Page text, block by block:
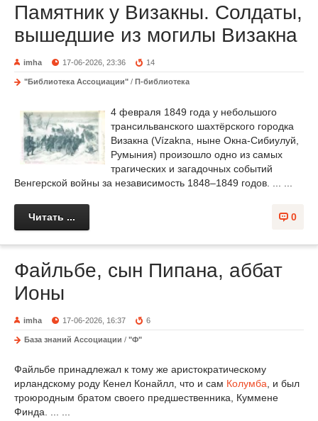
Памятник у Визакны. Солдаты,
вышедшие из могилы Визакна
imha 17-06-2026, 23:36 14
"Библиотека Ассоциации" / П-библиотека
4 февраля 1849 года у небольшого
трансильванского шахтёрского городка
Визакна (Vízakna, ныне Окна-Сибиулуй,
Румыния) произошло одно из самых
трагических и загадочных событий
Венгерской войны за независимость 1848–1849 годов. ... ...
0
Читать ...
Файльбе, сын Пипана, аббат
Ионы
imha 17-06-2026, 16:37 6
База знаний Ассоциации / "Ф"
Файльбе принадлежал к тому же аристократическому
ирландскому роду Кенел Конайлл, что и сам Колумба, и был
троюродным братом своего предшественника, Куммене
Финда. ... ...